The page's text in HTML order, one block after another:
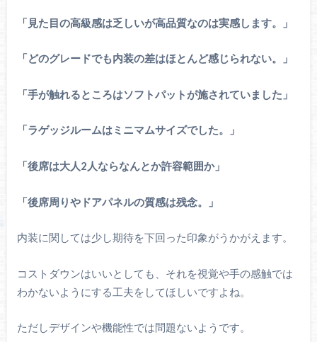
「見た目の高級感は乏しいが高品質なのは実感します。」
「どのグレードでも内装の差はほとんど感じられない。」
「手が触れるところはソフトパットが施されていました」
「ラゲッジルームはミニマムサイズでした。」
「後席は大人2人ならなんとか許容範囲か」
「後席周りやドアパネルの質感は残念。」
内装に関しては少し期待を下回った印象がうかがえます。
コストダウンはいいとしても、それを視覚や手の感触では
わかないようにする工夫をしてほしいですよね。
ただしデザインや機能性では問題ないようです。